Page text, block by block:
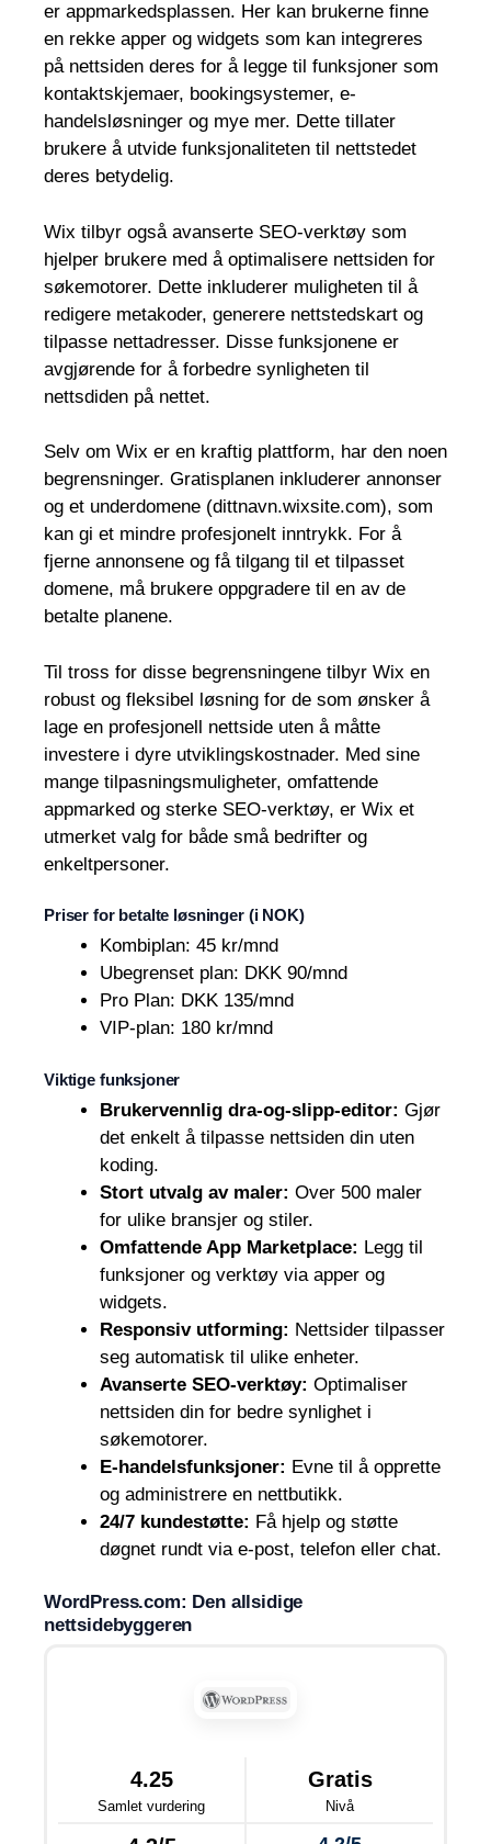
er appmarkedsplassen. Her kan brukerne finne
en rekke apper og widgets som kan integreres
på nettsiden deres for å legge til funksjoner som
kontaktskjemaer, bookingsystemer, e-
handelsløsninger og mye mer. Dette tillater
brukere å utvide funksjonaliteten til nettstedet
deres betydelig.
Wix tilbyr også avanserte SEO-verktøy som
hjelper brukere med å optimalisere nettsiden for
søkemotorer. Dette inkluderer muligheten til å
redigere metakoder, generere nettstedskart og
tilpasse nettadresser. Disse funksjonene er
avgjørende for å forbedre synligheten til
nettsdiden på nettet.
Selv om Wix er en kraftig plattform, har den noen
begrensninger. Gratisplanen inkluderer annonser
og et underdomene (dittnavn.wixsite.com), som
kan gi et mindre profesjonelt inntrykk. For å
fjerne annonsene og få tilgang til et tilpasset
domene, må brukere oppgradere til en av de
betalte planene.
Til tross for disse begrensningene tilbyr Wix en
robust og fleksibel løsning for de som ønsker å
lage en profesjonell nettside uten å måtte
investere i dyre utviklingskostnader. Med sine
mange tilpasningsmuligheter, omfattende
appmarked og sterke SEO-verktøy, er Wix et
utmerket valg for både små bedrifter og
enkeltpersoner.
Priser for betalte løsninger (i NOK)
Kombiplan: 45 kr/mnd
Ubegrenset plan: DKK 90/mnd
Pro Plan: DKK 135/mnd
VIP-plan: 180 kr/mnd
Viktige funksjoner
Brukervennlig dra-og-slipp-editor: Gjør
det enkelt å tilpasse nettsiden din uten
koding.
Stort utvalg av maler: Over 500 maler
for ulike bransjer og stiler.
Omfattende App Marketplace: Legg til
funksjoner og verktøy via apper og
widgets.
Responsiv utforming: Nettsider tilpasser
seg automatisk til ulike enheter.
Avanserte SEO-verktøy: Optimaliser
nettsiden din for bedre synlighet i
søkemotorer.
E-handelsfunksjoner: Evne til å opprette
og administrere en nettbutikk.
24/7 kundestøtte: Få hjelp og støtte
døgnet rundt via e-post, telefon eller chat.
WordPress.com: Den allsidige
nettsidebyggeren
4.25
Samlet vurdering
Gratis
Nivå